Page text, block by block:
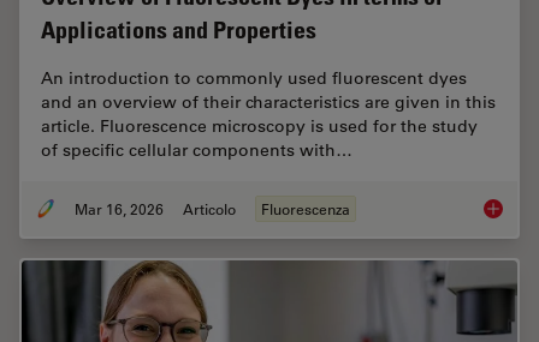
Applications and Properties
An introduction to commonly used fluorescent dyes
and an overview of their characteristics are given in this
article. Fluorescence microscopy is used for the study
of specific cellular components with…
Mar 16, 2026 Articolo Fluorescenza